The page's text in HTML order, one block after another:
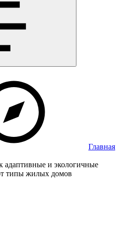
Главная
адаптивные и экологичные
типы жилых домов